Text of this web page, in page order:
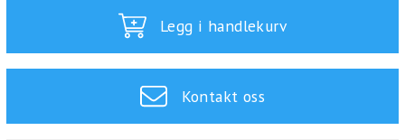
Legg i handlekurv
Kontakt oss